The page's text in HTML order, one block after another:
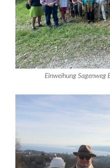
Einweihung